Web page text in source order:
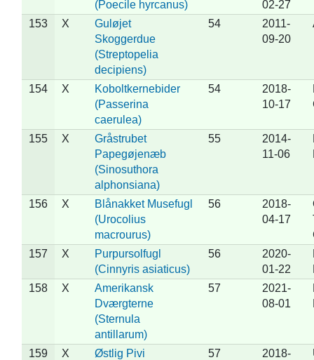
(Poecile hyrcanus)
02-27
153
X
Guløjet
Skoggerdue
(Streptopelia
decipiens)
54
2011-
09-20
154 X
Koboltkernebider
(Passerina
caerulea)
54
2018-
10-17
155 X
Gråstrubet
Papegøjenæb
(Sinosuthora
alphonsiana)
55
2014-
11-06
156 X
Blånakket Musefugl
(Urocolius
macrourus)
56
2018-
04-17
157
X
Purpursolfugl
(Cinnyris asiaticus)
56
2020-
01-22
158
X
Amerikansk
Dværgterne
(Sternula
antillarum)
57
2021-
08-01
159 X
Østlig Pivi
57
2018-